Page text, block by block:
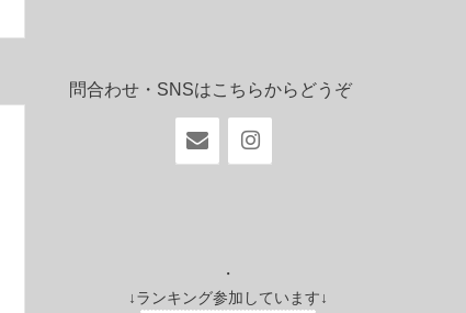
問合わせ・SNSはこちらからどうぞ
・
↓ランキング参加しています↓